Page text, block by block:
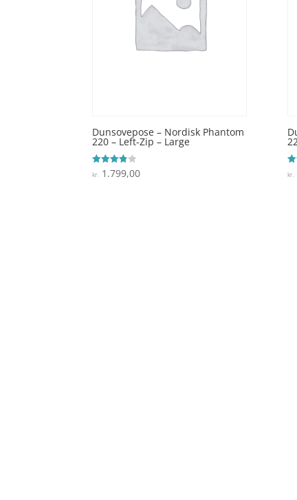
Dunsovepose – Nordisk Phantom
220 – Left-Zip – Large
Vurderet
3.8
kr. 1.799,00
5
kr.